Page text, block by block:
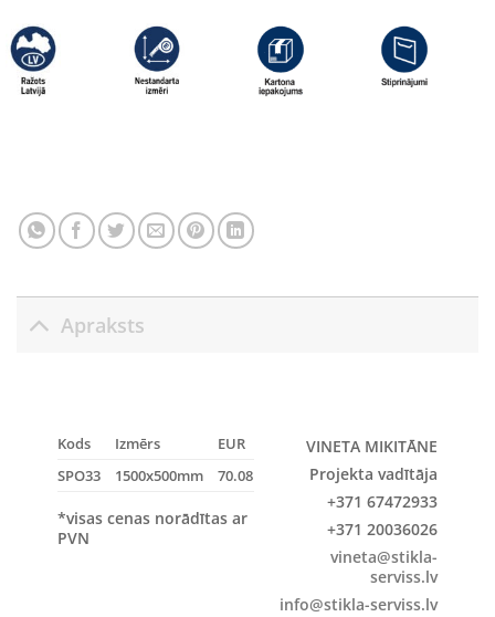
Apraksts
Kods Izmērs
EUR
SPO33
1500x500mm 70.08
*visas cenas norādītas ar
PVN
VINETA MIKITĀNE
Projekta vadītāja
+371 67472933
+371 20036026
vineta@stikla-
serviss.lv
info@stikla-serviss.lv